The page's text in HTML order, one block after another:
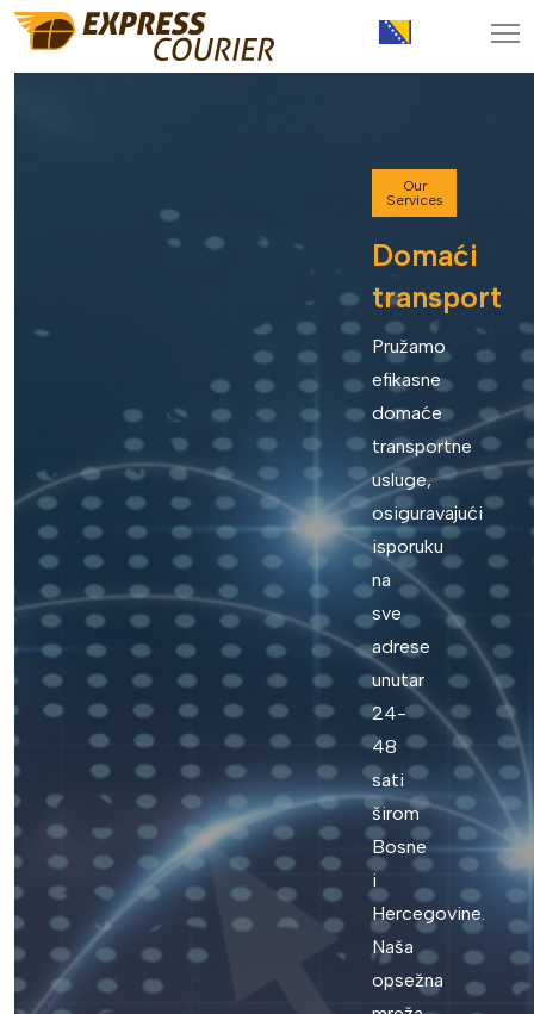
Our
Services
Domaći
transport
Pružamo
efikasne
domaće
transportne
usluge,
osiguravajući
isporuku
na
sve
adrese
unutar
24-
48
sati
širom
Bosne
i
Hercegovine.
Naša
opsežna